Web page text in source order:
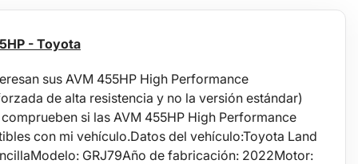
- Toyota
sus AVM 455HP High Performance
de alta resistencia y no la versión estándar)
si las AVM 455HP High Performance
con mi vehículo.Datos del vehículo:Toyota Land
GRJ79Año de fabricación: 2022Motor: